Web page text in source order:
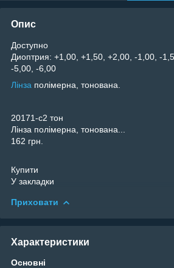
Опис
Доступно
Диоптрия: +1,00, +1,50, +2,00, -1,00, -
-5,00, -6,00
Лінза полімерна, тонована.
20171-c2 тон
Лінза полімерна, тонована...
162 грн.
Купити
У закладки
Приховати
Характеристики
Основні